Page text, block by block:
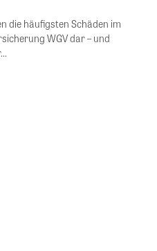
die häufigsten Schäden im
WGV dar – und